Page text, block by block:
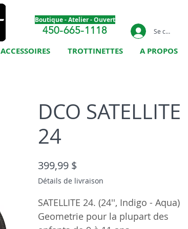
Boutique - Atelier - Ouvert
450-665-1118 Se connecter
ACCESSOIRES TROTTINETTES A PROPOS
DCO SATELLITE
24
399,99 $
Détails de livraison
SATELLITE 24. (24'', Indigo - Aqua)
Geometrie pour la plupart des